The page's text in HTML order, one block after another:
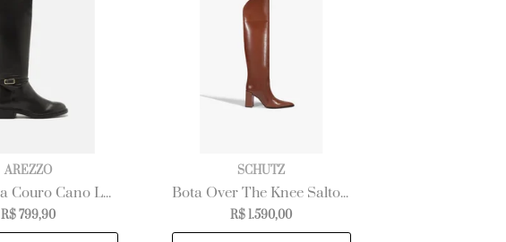
AREZZO
Bota Preta Couro Cano Longo Montaria Fivela
R$ 799,90
SCHUTZ
Bota Over The Knee Salto Bloco Couro Marrom
R$ 1.590,00